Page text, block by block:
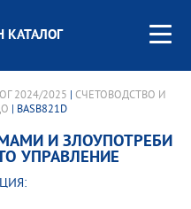
КАТАЛОГ
2024/2025
СЧЕТОВОДСТВО И
| BASB821D
И ЗЛОУПОТРЕБИ
УПРАВЛЕНИЕ